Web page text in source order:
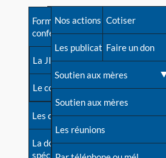
Avant la naissance
Les débuts
Une difficulté d'allaitement ?
Cas particuliers
Mythes et vérités
Formations et
conférences
La JIA
Le congrès
Les dossiers de l'allaitement
La documentation
spécialisée
Besoin d'aide?
Répertoire de tous les
contacts
Contact presse
Dossier de presse
Soutenir LLL
Nos actions
Les publications
Soutien aux mères
Soutien aux mères
Les réunions
Cotiser
Faire un don